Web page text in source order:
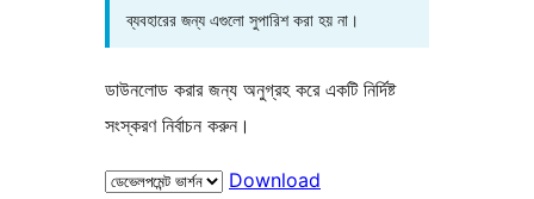
ব্যবহারের জন্য এগুলো সুপারিশ করা হয় না।
ডাউনলোড করার জন্য অনুগ্রহ করে একটি নির্দিষ্ট
সংস্করণ নির্বাচন করুন।
Download